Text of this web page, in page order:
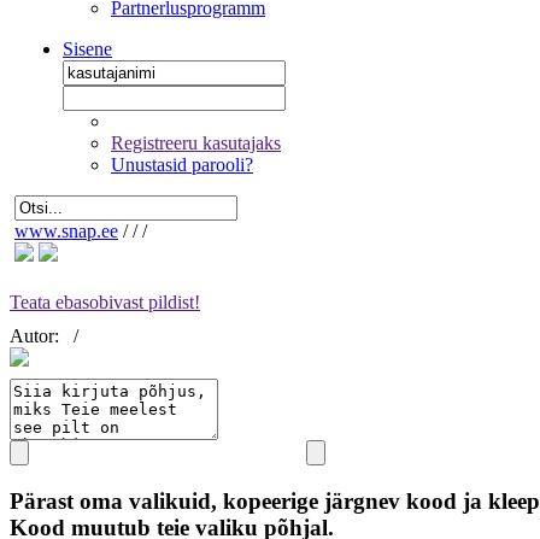
Partnerlusprogramm
Sisene
Registreeru kasutajaks
Unustasid parooli?
www.snap.ee / / /
Teata ebasobivast pildist!
Autor:
/
Pärast oma valikuid, kopeerige järgnev kood ja
Kood muutub teie valiku põhjal.